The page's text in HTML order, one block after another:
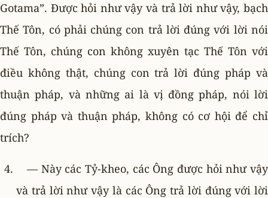
Gotama”. Ðược hỏi như vậy và trả lời như vậy, bạch
Thế Tôn, có phải chúng con trả lời đúng với lời nói
Thế Tôn, chúng con không xuyên tạc Thế Tôn với
điều không thật, chúng con trả lời đúng pháp và
thuận pháp, và những ai là vị đồng pháp, nói lời
đúng pháp và thuận pháp, không có cơ hội để chỉ
trích?
— Này các Tỷ-kheo, các Ông được hỏi như vậy
và trả lời như vậy là các Ông trả lời đúng với lời